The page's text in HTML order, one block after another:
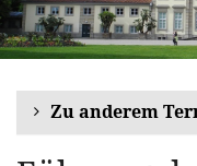
Zu anderem